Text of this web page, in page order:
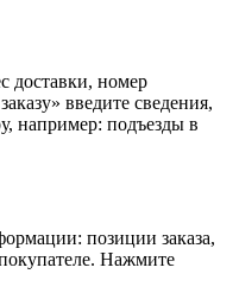
доставки, номер
введите сведения,
например: подъезды в
позиции заказа,
Нажмите